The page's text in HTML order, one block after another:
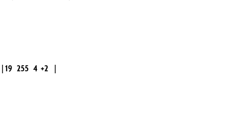
|19 255 4 +2
|